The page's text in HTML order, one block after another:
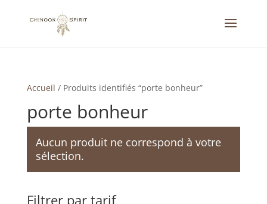
Accueil / Produits identifiés “porte bonheur”
porte bonheur
Aucun produit ne correspond à votre
sélection.
Filtrer par tarif